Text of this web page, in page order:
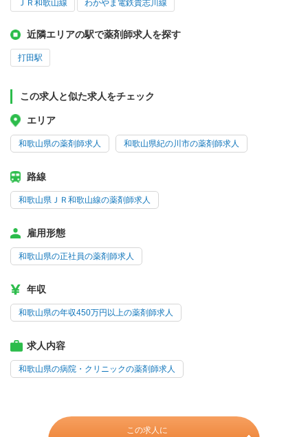
ＪＲ和歌山線 わかやま電鉄貴志川線
近隣エリアの駅で薬剤師求人を探す
打田駅
この求人と似た求人をチェック
エリア
和歌山県の薬剤師求人 和歌山県紀の川市の薬剤師求人
路線
和歌山県ＪＲ和歌山線の薬剤師求人
雇用形態
和歌山県の正社員の薬剤師求人
年収
和歌山県の年収450万円以上の薬剤師求人
求人内容
和歌山県の病院・クリニックの薬剤師求人
この求人に